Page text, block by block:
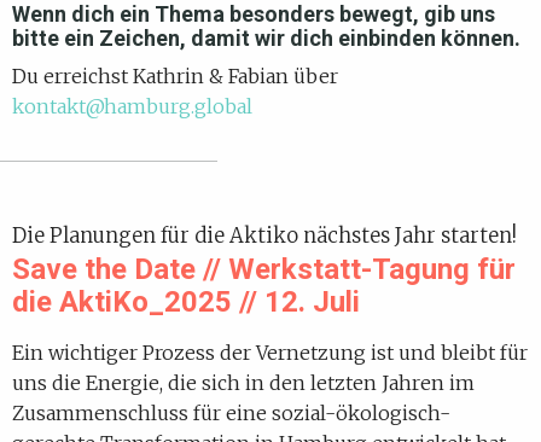
Wenn dich ein Thema besonders bewegt, gib uns
bitte ein Zeichen, damit wir dich einbinden können.
Du erreichst Kathrin & Fabian über
kontakt@hamburg.global
Die Planungen für die Aktiko nächstes Jahr starten!
Save the Date // Werkstatt-Tagung für
die AktiKo_2025 // 12. Juli
Ein wichtiger Prozess der Vernetzung ist und bleibt für
uns die Energie, die sich in den letzten Jahren im
Zusammenschluss für eine sozial-ökologisch-